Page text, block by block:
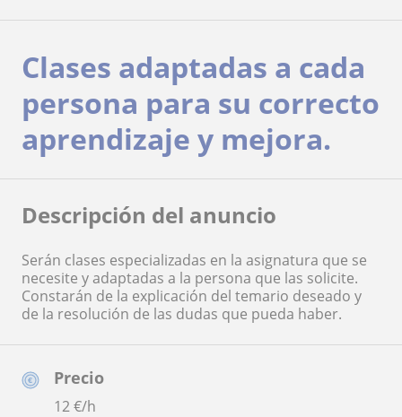
Precio
12€/h
Clases adaptadas a cada
persona para su correcto
aprendizaje y mejora.
Descripción del anuncio
Serán clases especializadas en la asignatura que se
necesite y adaptadas a la persona que las solicite.
Constarán de la explicación del temario deseado y
de la resolución de las dudas que pueda haber.